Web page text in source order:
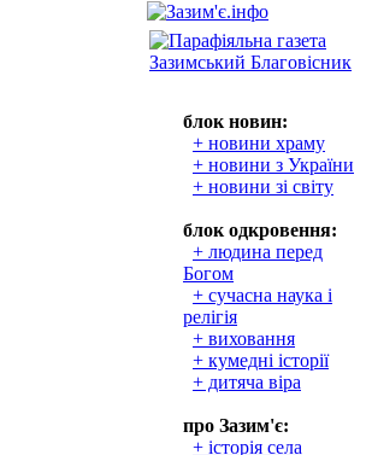
блок новин:
+ новини храму
+ новини з України
+ новини зі світу
блок одкровення:
+ людина перед
Богом
+ сучасна наука і
релігія
+ виховання
+ кумедні історії
+ дитяча віра
про Зазим'є:
+ історія села